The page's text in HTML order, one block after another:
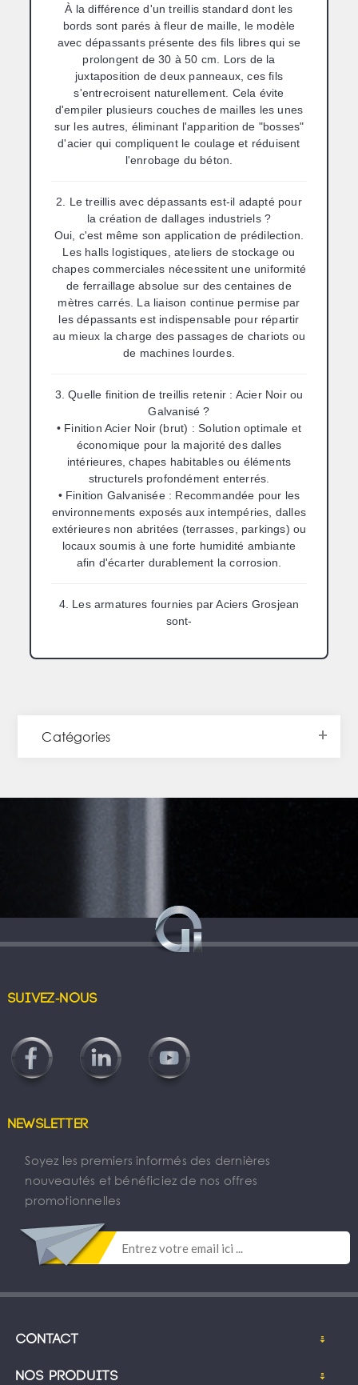
À la différence d'un treillis standard dont les
bords sont parés à fleur de maille, le modèle
avec dépassants présente des fils libres qui se
prolongent de 30 à 50 cm. Lors de la
juxtaposition de deux panneaux, ces fils
s'entrecroisent naturellement. Cela évite
d'empiler plusieurs couches de mailles les unes
sur les autres, éliminant l'apparition de "bosses"
d'acier qui compliquent le coulage et réduisent
l'enrobage du béton.
2. Le treillis avec dépassants est-il adapté pour
la création de dallages industriels ?
Oui, c'est même son application de prédilection.
Les halls logistiques, ateliers de stockage ou
chapes commerciales nécessitent une uniformité
de ferraillage absolue sur des centaines de
mètres carrés. La liaison continue permise par
les dépassants est indispensable pour répartir
au mieux la charge des passages de chariots ou
de machines lourdes.
3. Quelle finition de treillis retenir : Acier Noir ou
Galvanisé ?
• Finition Acier Noir (brut) : Solution optimale et
économique pour la majorité des dalles
intérieures, chapes habitables ou éléments
structurels profondément enterrés.
• Finition Galvanisée : Recommandée pour les
environnements exposés aux intempéries, dalles
extérieures non abritées (terrasses, parkings) ou
locaux soumis à une forte humidité ambiante
afin d'écarter durablement la corrosion.
4. Les armatures fournies par Aciers Grosjean
sont-
Catégories
Suivez-nous
Newsletter
Soyez les premiers informés des dernières
nouveautés et bénéficiez de nos offres
promotionnelles
Contact
Nos produits